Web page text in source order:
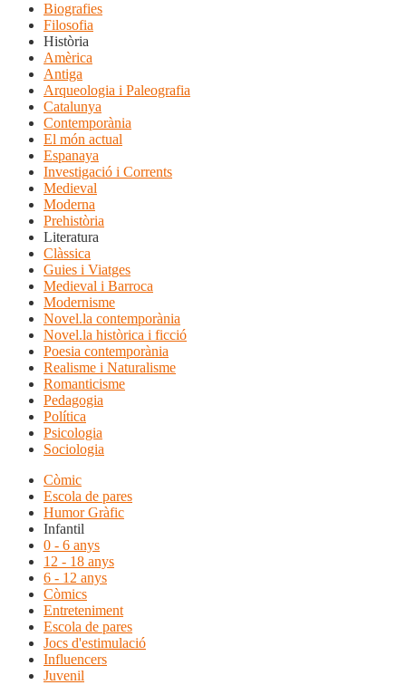
Biografies
Filosofia
Història
Amèrica
Antiga
Arqueologia i Paleografia
Catalunya
Contemporània
El món actual
Espanaya
Investigació i Corrents
Medieval
Moderna
Prehistòria
Literatura
Clàssica
Guies i Viatges
Medieval i Barroca
Modernisme
Novel.la contemporània
Novel.la històrica i ficció
Poesia contemporània
Realisme i Naturalisme
Romanticisme
Pedagogia
Política
Psicologia
Sociologia
Còmic
Escola de pares
Humor Gràfic
Infantil
0 - 6 anys
12 - 18 anys
6 - 12 anys
Còmics
Entreteniment
Escola de pares
Jocs d'estimulació
Influencers
Juvenil